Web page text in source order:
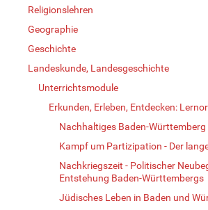
Religionslehren
Geographie
Geschichte
Landeskunde, Landesgeschichte
Unterrichtsmodule
Erkunden, Erleben, Entdecken:
Nachhaltiges Baden-
Kampf um Partizipation - Der
Nachkriegszeit - Politischer
Entstehung Baden-Württembergs
Jüdisches Leben in Baden und